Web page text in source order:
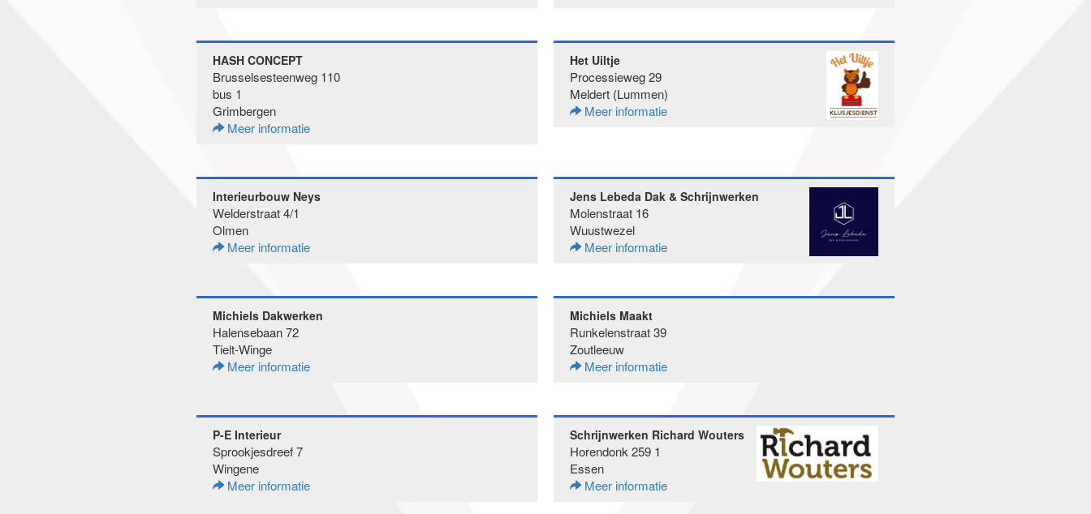
HASH CONCEPT
Brusselsesteenweg 110
bus 1
Grimbergen
Meer informatie
Het Uiltje
Processieweg 29
Meldert (Lummen)
Meer informatie
Interieurbouw Neys
Welderstraat 4/1
Olmen
Meer informatie
Jens Lebeda Dak & Schrijnwerken
Molenstraat 16
Wuustwezel
Meer informatie
Michiels Dakwerken
Halensebaan 72
Tielt-Winge
Meer informatie
Michiels Maakt
Runkelenstraat 39
Zoutleeuw
Meer informatie
P-E Interieur
Sprookjesdreef 7
Wingene
Meer informatie
Schrijnwerken Richard Wouters
Horendonk 259 1
Essen
Meer informatie